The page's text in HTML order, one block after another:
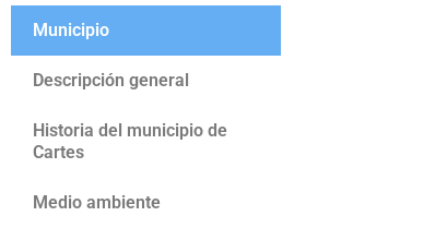
Municipio
Descripción general
Historia del municipio de
Cartes
Medio ambiente